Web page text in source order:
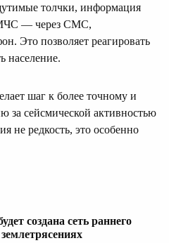
толчки, информация
МЧС — через СМС,
Это позволяет реагировать
население.
шаг к более точному и
за сейсмической активностью
не редкость, это особенно
создана сеть раннего